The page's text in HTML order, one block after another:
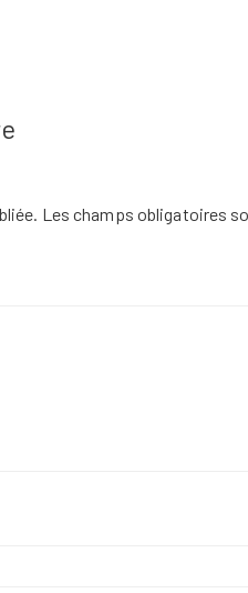
Les champs obligatoires